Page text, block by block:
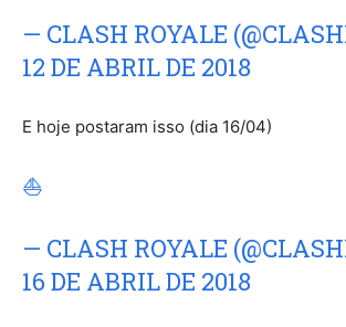
— CLASH ROYALE
12 DE ABRIL DE 2018
E hoje postaram isso (dia 16/04)
⛵
— CLASH ROYALE
16 DE ABRIL DE 2018